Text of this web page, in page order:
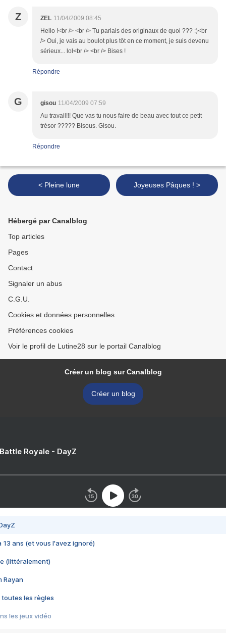
Z ZEL 11/04/2009 08:45
Hello !<br /> <br /> Tu parlais des originaux de quoi ??? :)<br
/> Oui, je vais au boulot plus tôt en ce moment, je suis devenu
sérieux... lol<br /> <br /> Bises !
Répondre
G gisou 11/04/2009 07:59
Au travail!!! Que vas tu nous faire de beau avec tout ce petit
trésor ????? Bisous. Gisou.
Répondre
< Pleine lune Joyeuses Pâques ! >
Hébergé par Canalblog
Top articles
Pages
Contact
Signaler un abus
C.G.U.
Cookies et données personnelles
Préférences cookies
Voir le profil de Lutine28 sur le portail Canalblog
Créer un blog sur Canalblog
Créer un blog
Royale - DayZ
13 ans (et vous l'avez ignoré)
(littéralement)
Rayan
toutes les règles
les jeux vidéo